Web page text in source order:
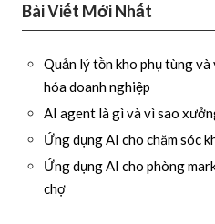
Bài Viết Mới Nhất
Quản lý tồn kho phụ tùng
hóa doanh nghiệp
AI agent là gì và vì sao
Ứng dụng AI cho chăm sóc
Ứng dụng AI cho phòng
chợ